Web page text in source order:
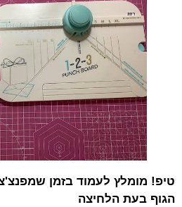
טיפ! מומלץ לעמוד בזמן
הגוף בעת הלחיצה